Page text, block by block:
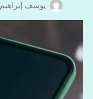
يوسف إبراهيم